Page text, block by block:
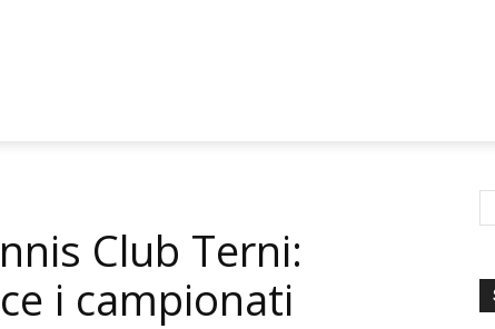
Club Terni:
i campionati